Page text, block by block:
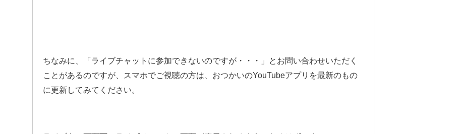
ちなみに、「ライブチャットに参加できないのですが・・・」とお問い合わせいただく
ことがあるのですが、スマホでご視聴の方は、おつかいのYouTubeアプリを最新のもの
に更新してみてください。